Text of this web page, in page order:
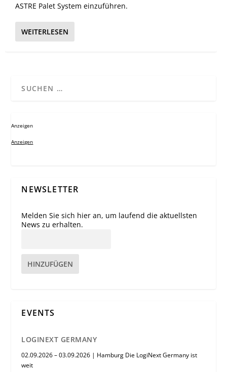
ASTRE Palet System einzuführen.
WEITERLESEN
Anzeigen
Anzeigen
NEWSLETTER
Melden Sie sich hier an, um laufend die aktuellsten
News zu erhalten.
HINZUFÜGEN
EVENTS
LOGINEXT GERMANY
02.09.2026 – 03.09.2026 | Hamburg Die LogiNext Germany ist
weit